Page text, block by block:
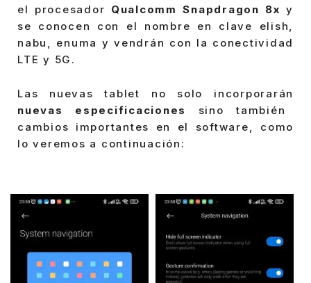
el procesador Qualcomm Snapdragon 8x y
se conocen con el nombre en clave elish,
nabu, enuma y vendrán con la conectividad
LTE y 5G.
Las nuevas tablet no solo incorporarán
nuevas especificaciones
sino también
cambios importantes en el software, como
lo veremos a continuación: